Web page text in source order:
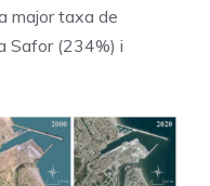
major taxa de
Safor (234%) i